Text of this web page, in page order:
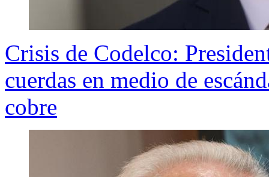
Crisis de Codelco:
cuerdas en medio de
cobre